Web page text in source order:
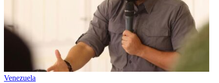
Venezuela